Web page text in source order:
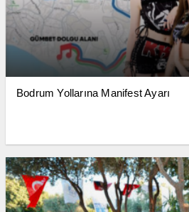
Bodrum Yollarına Manifest Ayarı